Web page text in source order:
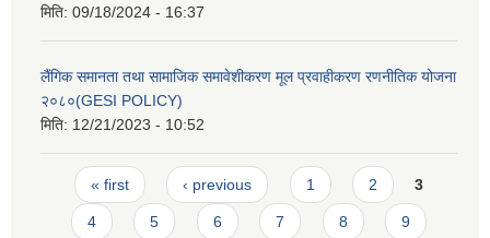
मिति: 09/18/2024 - 16:37
लैंगिक समानता तथा सामाजिक समावेशीकरण मूल प्रवाहीकरण रणनीतिक योजना
२०८०(GESI POLICY)
मिति: 12/21/2023 - 10:52
Pages
« first ‹ previous 1 2 3
4 5 6 7 8 9